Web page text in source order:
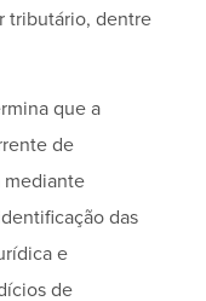
tributário, dentre
que a
de
mediante
das
e
de